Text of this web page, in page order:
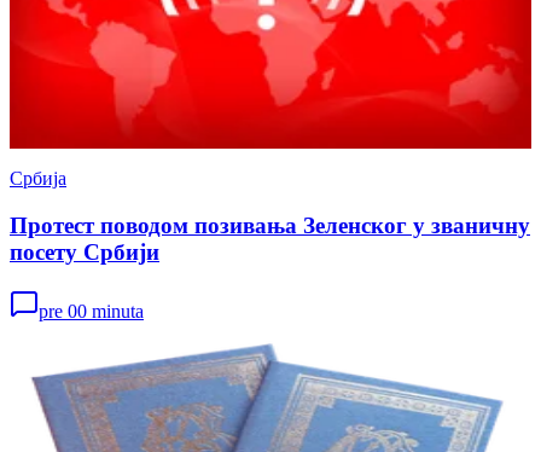
Србија
Протест поводом позивања Зеленског у званичну
посету Србији
pre 00 minuta